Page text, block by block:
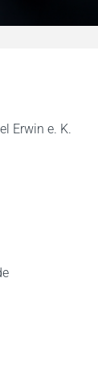
Erwin e. K.